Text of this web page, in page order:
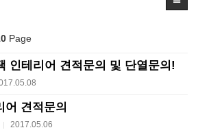
Page
인테리어 견적문의 및 단열문의!
어 견적문의
| 2017.05.06